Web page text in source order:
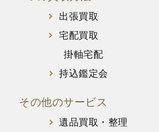
出張買取
宅配買取
掛軸宅配
持込鑑定会
その他のサービス
遺品買取・整理